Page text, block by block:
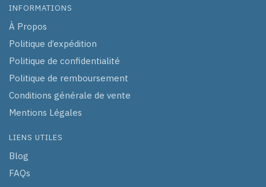
INFORMATIONS
À Propos
Politique d’expédition
Politique de confidentialité
Politique de remboursement
Conditions générale de vente
Mentions Légales
LIENS UTILES
Blog
FAQs